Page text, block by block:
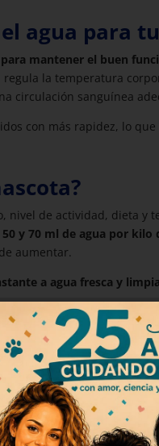
agua para
mantener el buen
la temperatura
circulación sanguínea
con más rapidez, lo
nivel de actividad, dieta y
50 y 70 ml de agua por kilo
aumentar.
a agua fresca y
y gatos?
líquidos de los que
diferencia de las
jadeando y a través
por lo quees importante